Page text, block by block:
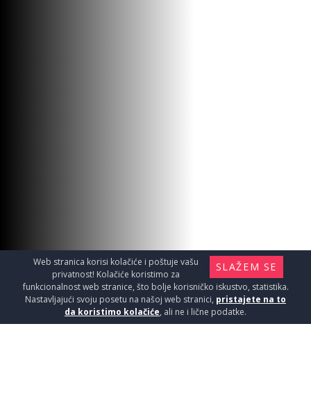
SLAŽEM SE
Web stranica korisi kolačiće i poštuje vašu
privatnost! Kolačiće koristimo za
funkcionalnost web stranice, što bolje korisničko iskustvo, statistika.
Nastavljajući svoju posetu na našoj web stranici, pristajete na to
da koristimo kolačiće, ali ne i lične podatke.